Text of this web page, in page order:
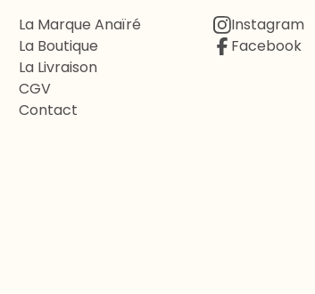
La Marque Anaïré
La Boutique
La Livraison
CGV
Contact
Instagram
Facebook